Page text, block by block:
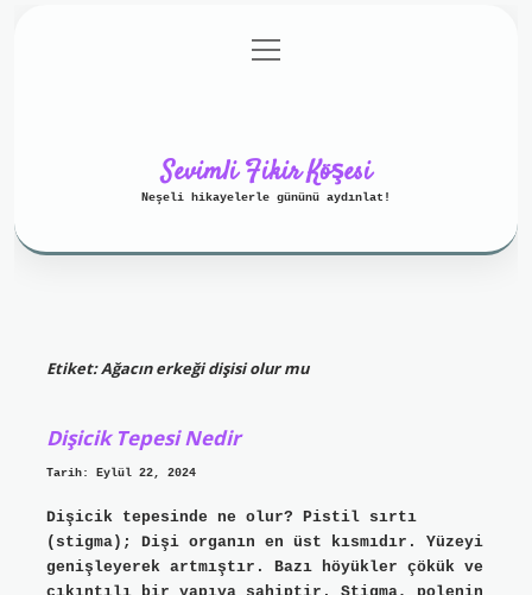
Gizlilik Politikası
menüyü
aç
Sevimli Fikir Köşesi
Neşeli hikayelerle gününü aydınlat!
Etiket:Ağacın erkeği dişisi olur mu
Dişicik Tepesi Nedir
Tarih: Eylül 22, 2024
Dişicik tepesinde ne olur? Pistil sırtı
(stigma); Dişi organın en üst kısmıdır. Yüzeyi
genişleyerek artmıştır. Bazı höyükler çökük ve